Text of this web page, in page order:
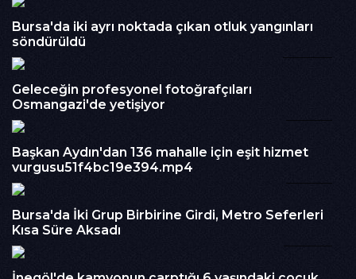
Embed Kodu :
Bursa'da iki ayrı noktada çıkan otluk yangınları
söndürüldü
Geleceğin profesyonel fotoğrafçıları
Osmangazi'de yetişiyor
Başkan Aydın'dan 136 mahalle için eşit hizmet
vurgusu51f4bc19e394.mp4
Bursa'da İki Grup Birbirine Girdi, Metro Seferleri
Kısa Süre Aksadı